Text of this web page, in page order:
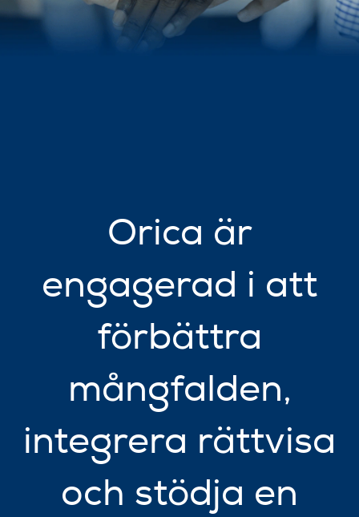
Orica är
engagerad i att
förbättra
mångfalden,
integrera rättvisa
och stödja en